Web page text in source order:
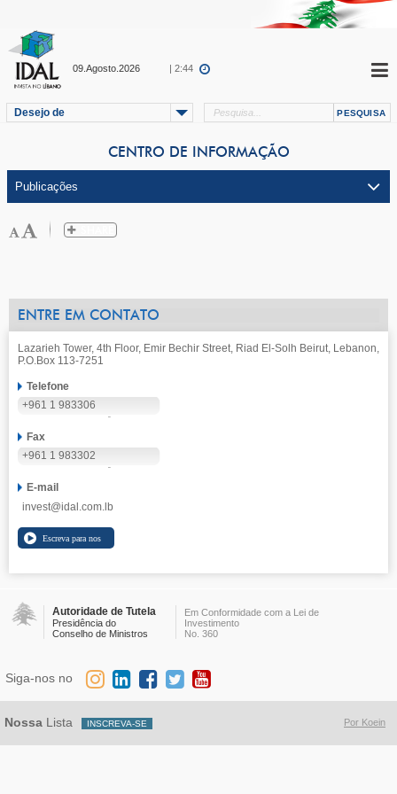
09.Agosto.2026 | 2:44
Desejo de
CENTRO DE INFORMAÇÃO
ENTRE EM CONTATO
Lazarieh Tower, 4th Floor, Emir Bechir Street, Riad El-Solh Beirut, Lebanon,
P.O.Box 113-7251
Telefone
+961 1 983306
Fax
+961 1 983302
E-mail
invest@idal.com.lb
Autoridade de Tutela
Presidência do
Conselho de Ministros
Em Conformidade com a Lei de
Investimento
No. 360
Por Koein
Nossa Lista
Siga-nos no